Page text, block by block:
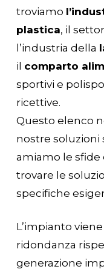
troviamo
plastica, il
l’industria della
il comparto
sportivi e
ricettive.
Questo elenco
nostre soluzioni
amiamo le
trovare le
specifiche
L’impianto
ridondanza
generazione